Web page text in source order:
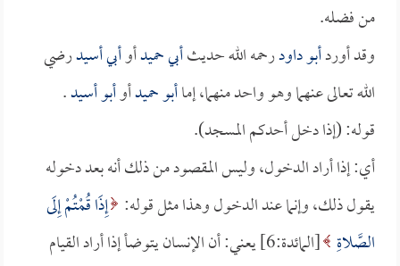
من فضله.
وقد أوردأبو داودرحمه الله حديثأبي حميدأوأبي أسيدرضي
الله تعالى عنهما وهو واحد منهما، إماأبو حميدأوأبو أسيد.
قوله: (إذا دخل أحدكم المسجد).
أي: إذا أراد الدخول، وليس المقصود من ذلك أنه بعد دخوله
يقول ذلك، وإنما عند الدخول وهذا مثل قوله: إِذَا قُمْتُمْ إِلَى
الصَّلاةِ
[المائدة:6] يعني: أن الإنسان يتوضأ إذا أراد القيام